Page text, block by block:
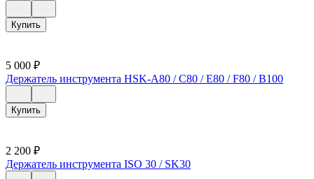
Купить
5 000 ₽
Держатель инструмента HSK-A80 / C80 / E80 / F80 / B100
Купить
2 200 ₽
Держатель инструмента ISO 30 / SK30